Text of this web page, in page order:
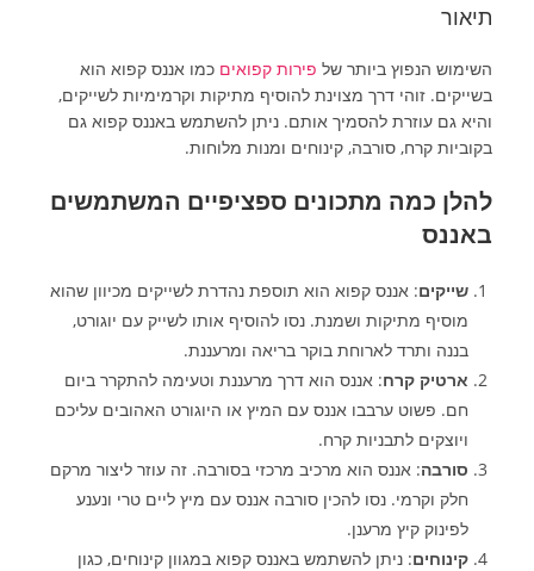
תיאור
השימוש הנפוץ ביותר של פירות קפואים כמו אננס קפוא הוא
בשייקים. זוהי דרך מצוינת להוסיף מתיקות וקרמימיות לשייקים,
והיא גם עוזרת להסמיך אותם. ניתן להשתמש באננס קפוא גם
בקוביות קרח, סורבה, קינוחים ומנות מלוחות.
להלן כמה מתכונים ספציפיים המשתמשים
באננס
שייקים: אננס קפוא הוא תוספת נהדרת לשייקים מכיוון שהוא
מוסיף מתיקות ושמנת. נסו להוסיף אותו לשייק עם יוגורט,
בננה ותרד לארוחת בוקר בריאה ומרעננת.
ארטיק קרח: אננס הוא דרך מרעננת וטעימה להתקרר ביום
חם. פשוט ערבבו אננס עם המיץ או היוגורט האהובים עליכם
ויוצקים לתבניות קרח.
סורבה: אננס הוא מרכיב מרכזי בסורבה. זה עוזר ליצור מרקם
חלק וקרמי. נסו להכין סורבה אננס עם מיץ ליים טרי ונענע
לפינוק קיץ מרענן.
קינוחים: ניתן להשתמש באננס קפוא במגוון קינוחים, כגון